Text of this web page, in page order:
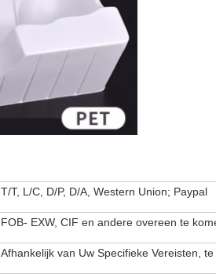
T/T, L/C, D/P, D/A, Western Union; Paypal
FOB- EXW, CIF en andere overeen te
Afhankelijk van Uw Specifieke Vereisten, te